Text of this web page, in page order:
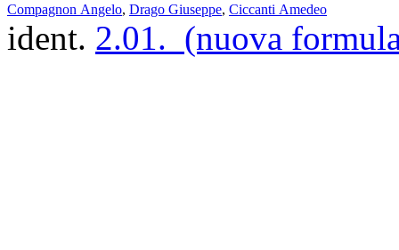
Compagnon Angelo, Drago Giuseppe, Ciccanti Amedeo
ident. 2.01. (nuova